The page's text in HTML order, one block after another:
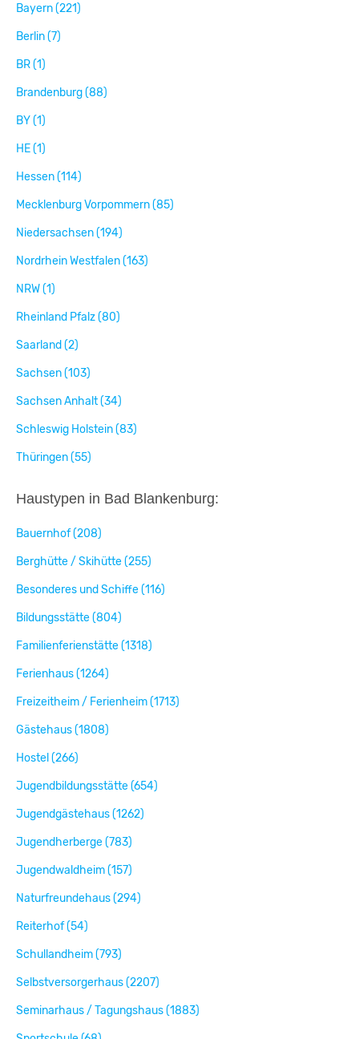
Bayern (221)
Berlin (7)
BR (1)
Brandenburg (88)
BY (1)
HE (1)
Hessen (114)
Mecklenburg Vorpommern (85)
Niedersachsen (194)
Nordrhein Westfalen (163)
NRW (1)
Rheinland Pfalz (80)
Saarland (2)
Sachsen (103)
Sachsen Anhalt (34)
Schleswig Holstein (83)
Thüringen (55)
Haustypen in Bad Blankenburg:
Bauernhof (208)
Berghütte / Skihütte (255)
Besonderes und Schiffe (116)
Bildungsstätte (804)
Familienferienstätte (1318)
Ferienhaus (1264)
Freizeitheim / Ferienheim (1713)
Gästehaus (1808)
Hostel (266)
Jugendbildungsstätte (654)
Jugendgästehaus (1262)
Jugendherberge (783)
Jugendwaldheim (157)
Naturfreundehaus (294)
Reiterhof (54)
Schullandheim (793)
Selbstversorgerhaus (2207)
Seminarhaus / Tagungshaus (1883)